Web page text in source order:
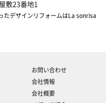
敷23番地1
たデザインリフォームはLa sonrisa
お問い合わせ
会社情報
会社概要